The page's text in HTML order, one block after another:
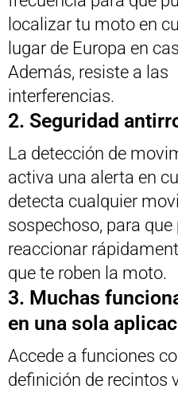
localizar tu moto en
lugar de Europa en
Además, resiste a las
interferencias.
2. Seguridad
La detección de
activa una alerta en
detecta cualquier
sospechoso, para que
reaccionar
que te roben la moto.
3. Muchas
en una sola
Accede a funciones
definición de recintos